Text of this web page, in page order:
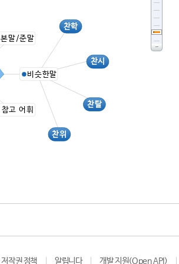
본말/준말
찬시
찬위
찬탈
찬학
비슷한말
참고 어휘
저작권 정책 알립니다 개발 지원(Open API)